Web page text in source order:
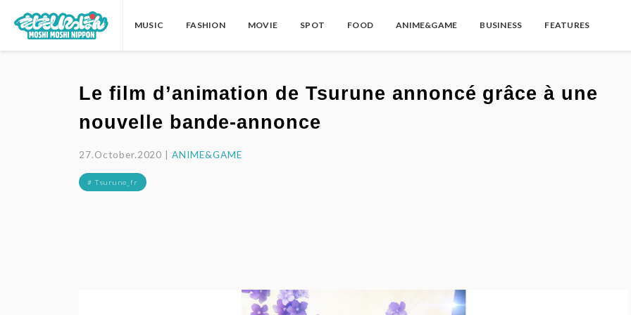
MUSIC FASHION MOVIE SPOT FOOD ANIME&GAME BUSINESS FEATURES
Le film d’animation de Tsurune annoncé grâce à une
nouvelle bande-annonce
27.October.2020 |ANIME&GAME
# Tsurune_fr